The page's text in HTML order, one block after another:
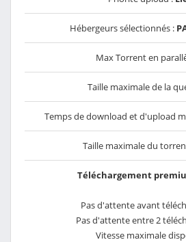
Hébergeurs sélectionnés :
Max Torrent en
Taille maximale de la
Temps de download et d'upload
Taille maximale du
Téléchargement
Pas d'attente avant
Pas d'attente entre 2
Vitesse maximale